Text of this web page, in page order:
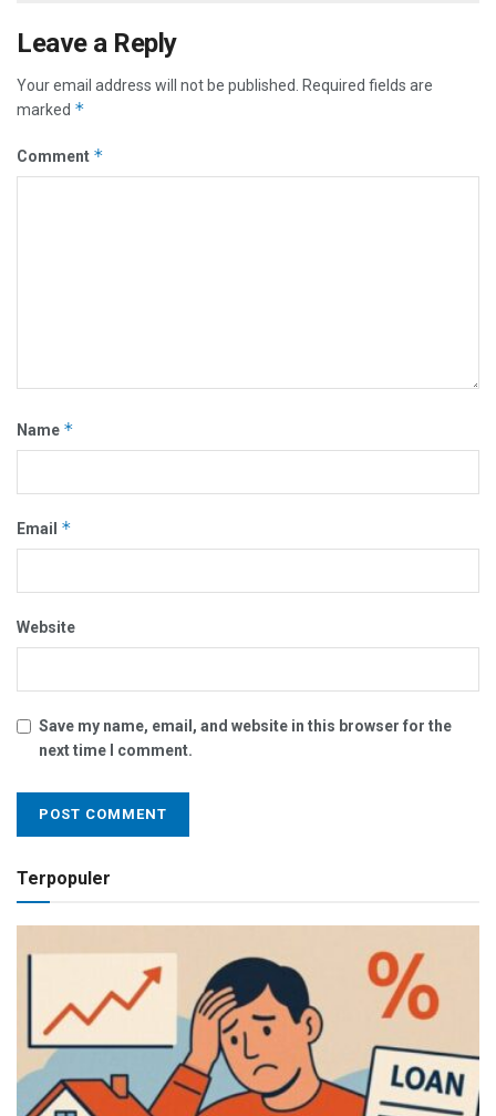
Leave a Reply
Your email address will not be published.
Required fields are
marked *
Comment *
Name *
Email *
Website
Save my name, email, and website in this browser for the
next time I comment.
Terpopuler